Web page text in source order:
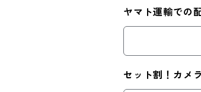
ヤマト運輸での
セット割！カメ